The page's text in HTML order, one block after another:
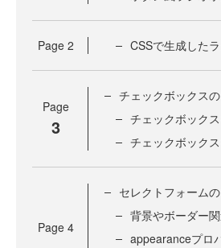
Page 2 CSSで生成した
Page
3
チェックボックス
チェックボック
チェックボック
Page 4
セレクトフォーム
背景やボーダー
appearanceプロ